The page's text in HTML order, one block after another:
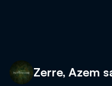
Zerre, Azem